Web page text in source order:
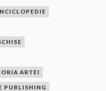
ARTEI
PUBLISHING